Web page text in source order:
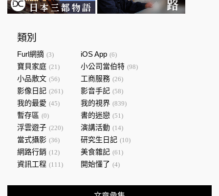
類別
Furl網摘 (3) iOS App (6)
寶貝家庭 (21) 小公司當伯特 (98)
小品散文 (56) 工商服務 (26)
影像日記 (261) 影音手記 (58)
我的最愛 (45) 我的視界 (839)
暫存區 (0) 書的迷戀 (51)
浮雲遊子 (220) 演講活動 (14)
當式攝影 (36) 研究生日記 (10)
網路行銷 (12) 美食雜記 (61)
資訊工程 (111) 開始懂了 (4)